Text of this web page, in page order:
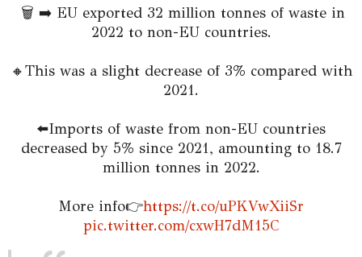
🗑️ ➡️ EU exported 32 million tonnes of waste in
2022 to non-EU countries.
🔸This was a slight decrease of 3% compared with
2021.
⬅️Imports of waste from non-EU countries
decreased by 5% since 2021, amounting to 18.7
million tonnes in 2022.
More info👉https://t.co/uPKVwXiiSr
pic.twitter.com/cxwH7dM15C